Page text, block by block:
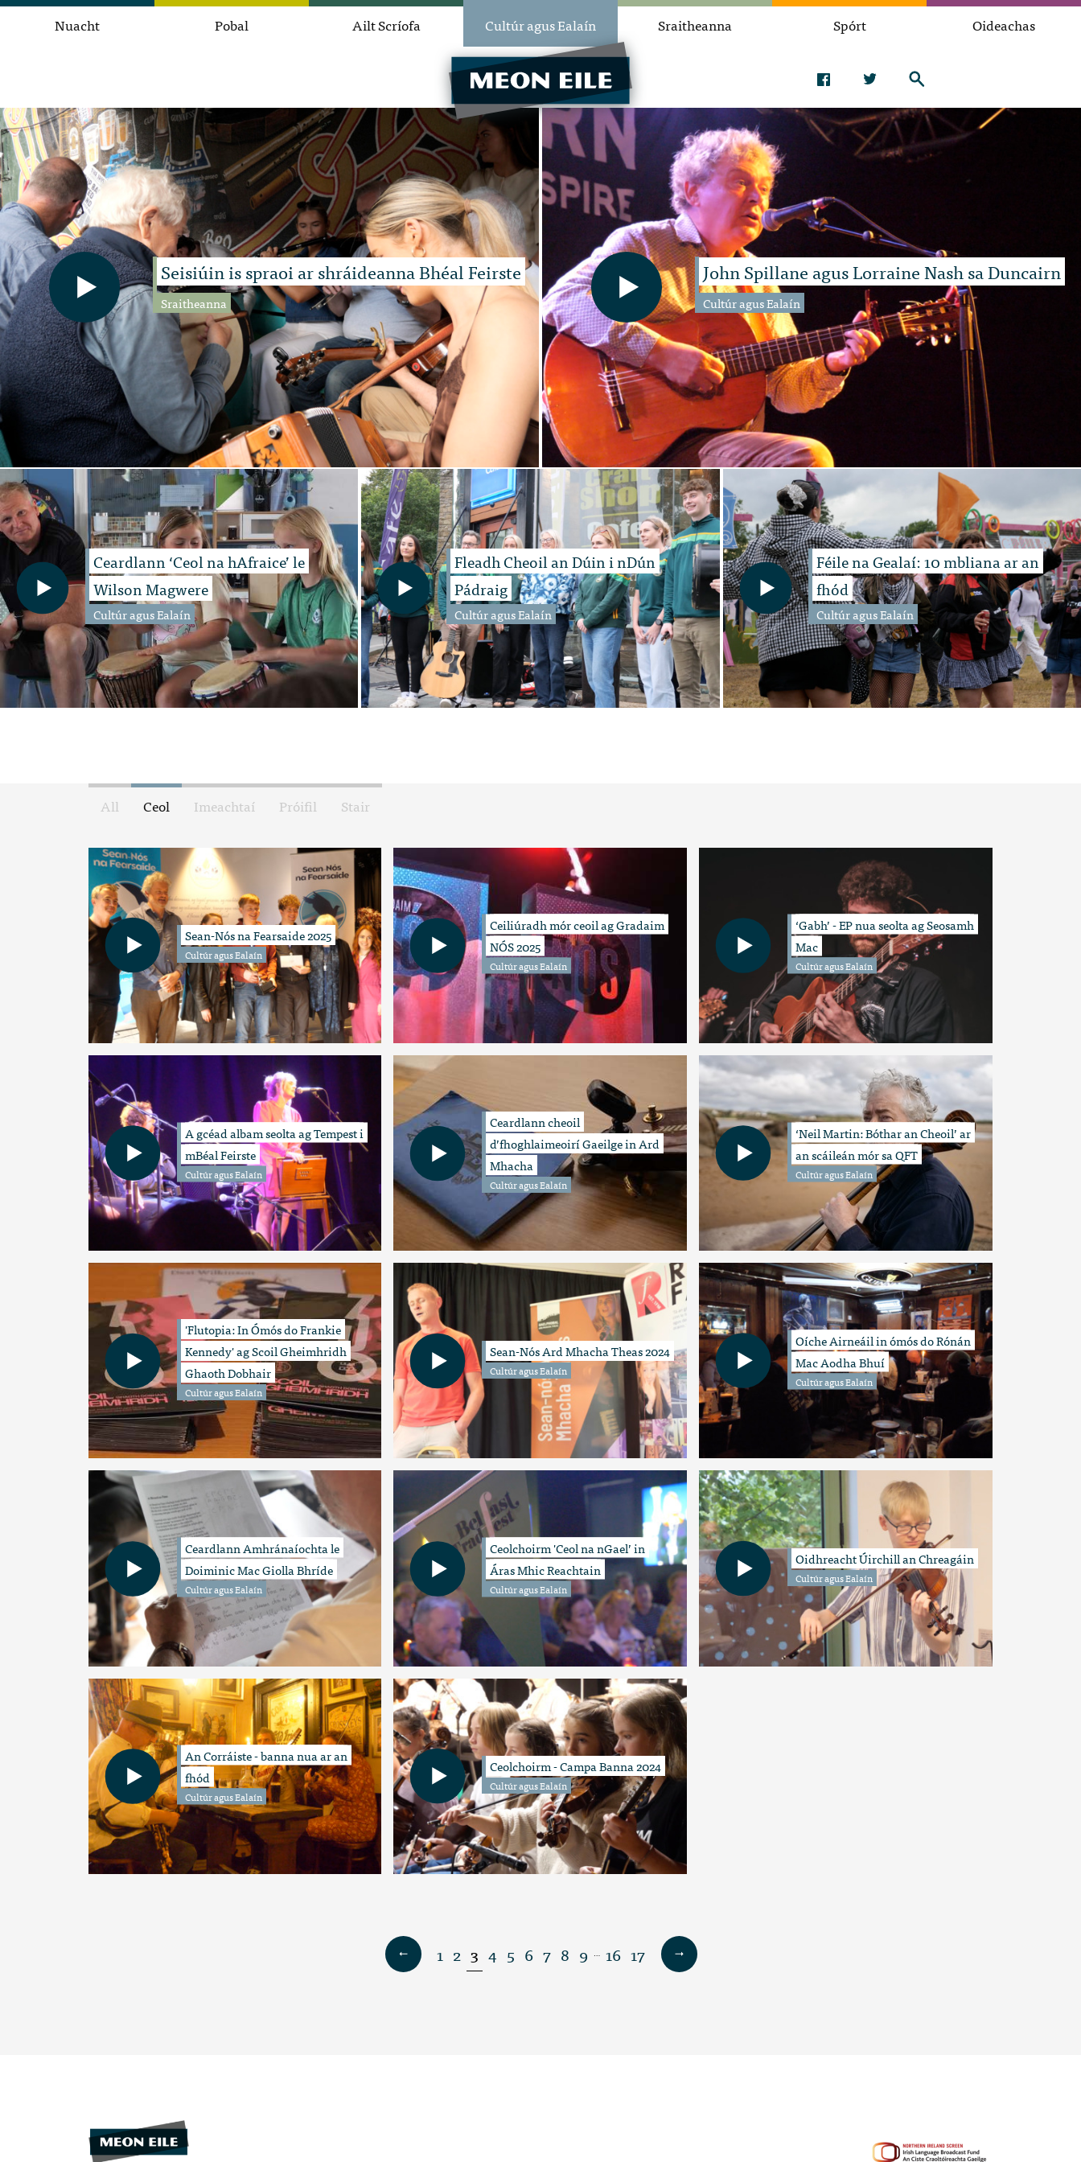
Nuacht Pobal Ailt Scríofa Cultúr agus Ealaín Sraitheanna Spórt Oideachas
Seisiúin is spraoi ar shráideanna Bhéal Feirste
Sraitheanna
John Spillane agus Lorraine Nash sa Duncairn
Cultúr agus Ealaín
Ceardlann ‘Ceol na hAfraice’ le
Wilson Magwere
Cultúr agus Ealaín
Fleadh Cheoil an Dúin i nDún
Pádraig
Cultúr agus Ealaín
Féile na Gealaí: 10 mbliana ar an
fhód
Cultúr agus Ealaín
All Ceol Imeachtaí Próifil Stair
Sean-Nós na Fearsaide 2025
Cultúr agus Ealaín
Ceiliúradh mór ceoil ag Gradaim
NÓS 2025
Cultúr agus Ealaín
‘Gabh’ - EP nua seolta ag Seosamh
Mac
Cultúr agus Ealaín
A gcéad albam seolta ag Tempest i
mBéal Feirste
Cultúr agus Ealaín
Ceardlann cheoil
d’fhoghlaimeoirí Gaeilge in Ard
Mhacha
Cultúr agus Ealaín
‘Neil Martin: Bóthar an Cheoil’ ar
an scáileán mór sa QFT
Cultúr agus Ealaín
'Flutopia: In Ómós do Frankie
Kennedy' ag Scoil Gheimhridh
Ghaoth Dobhair
Cultúr agus Ealaín
Sean-Nós Ard Mhacha Theas 2024
Cultúr agus Ealaín
Oíche Airneáil in ómós do Rónán
Mac Aodha Bhuí
Cultúr agus Ealaín
Ceardlann Amhránaíochta le
Doiminic Mac Giolla Bhríde
Cultúr agus Ealaín
Ceolchoirm 'Ceol na nGael’ in
Áras Mhic Reachtain
Cultúr agus Ealaín
Oidhreacht Úirchill an Chreagáin
Cultúr agus Ealaín
An Corráiste - banna nua ar an
fhód
Cultúr agus Ealaín
Ceolchoirm - Campa Banna 2024
Cultúr agus Ealaín
1 2 3 4 5 6 7 8 9 … 16 17